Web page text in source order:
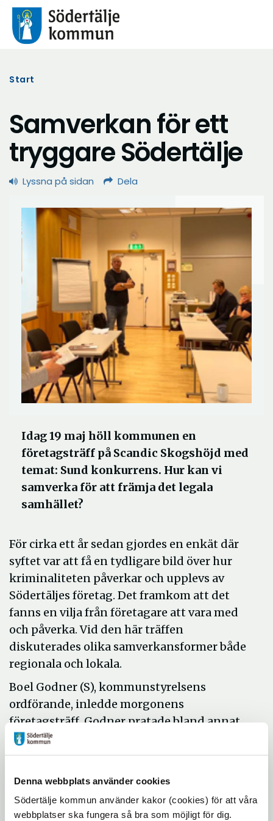
Denna webbplats använder cookies
Södertälje kommun använder kakor (cookies) för att våra
webbplatser ska fungera så bra som möjligt för dig.
Start
Samverkan för ett
tryggare Södertälje
Lyssna på sidan Dela
Idag 19 maj höll kommunen en
företagsträff på Scandic Skogshöjd med
temat: Sund konkurrens. Hur kan vi
samverka för att främja det legala
samhället?
För cirka ett år sedan gjordes en enkät där
syftet var att få en tydligare bild över hur
kriminaliteten påverkar och upplevs av
Södertäljes företag. Det framkom att det
fanns en vilja från företagare att vara med
och påverka. Vid den här träffen
diskuterades olika samverkansformer både
regionala och lokala.
Boel Godner (S), kommunstyrelsens
ordförande, inledde morgonens
företagsträff. Godner pratade bland annat
om vikten av samarbetet mellan
kommunen, polisen och andra aktörer för
Anna Flink, säkerhetschef i kommunen och
David Hertz från polisen, berättade om Pax